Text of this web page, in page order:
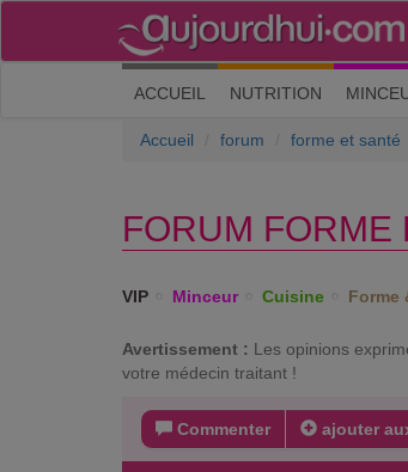
ACCUEIL (current)
NUTRITION
Accueil forum forme et santé
FORUM FORME
VIP Minceur Cuisine Forme
Avertissement : Les opinions
votre médecin traitant !
Commenter ajouter